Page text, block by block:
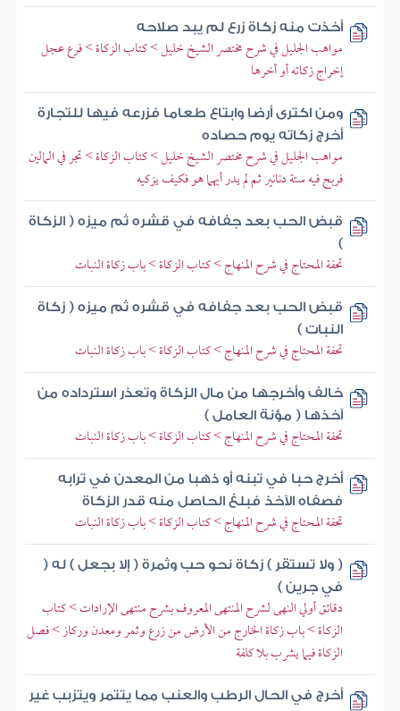
أخذت منه زكاة زرع لم يبد صلاحه
مواهب الجليل في شرح مختصر الشيخ خليل > كتاب الزكاة > فرع عجل
إخراج زكاته أو أخرها
ومن اكترى أرضا وابتاع طعاما فزرعه فيها للتجارة
أخرج زكاته يوم حصاده
مواهب الجليل في شرح مختصر الشيخ خليل > كتاب الزكاة > تجر في المالين
فربح فيه ستة دنانير ثم لم يدر أيهما هو فكيف يزكيه
قبض الحب بعد جفافه في قشره ثم ميزه ( الزكاة
)
تحفة المحتاج في شرح المنهاج > كتاب الزكاة > باب زكاة النبات
قبض الحب بعد جفافه في قشره ثم ميزه ( زكاة
النبات )
تحفة المحتاج في شرح المنهاج > كتاب الزكاة > باب زكاة النبات
خالف وأخرجها من مال الزكاة وتعذر استرداده من
آخذها ( مؤنة العامل )
تحفة المحتاج في شرح المنهاج > كتاب الزكاة > باب زكاة النبات
أخرج حبا في تبنه أو ذهبا من المعدن في ترابه
فصفاه الآخذ فبلغ الحاصل منه قدر الزكاة
تحفة المحتاج في شرح المنهاج > كتاب الزكاة > باب زكاة النبات
( ولا تستقر ) زكاة نحو حب وثمرة ( إلا بجعل ) له (
في جرين )
دقائق أولي النهى لشرح المنتهى المعروف بشرح منتهى الإرادات > كتاب
الزكاة > باب زكاة الخارج من الأرض من زرع وثمر ومعدن وركاز > فصل
الزكاة فيما يشرب بلا كلفة
أخرج في الحال الرطب والعنب مما يتتمر ويتزبب غير